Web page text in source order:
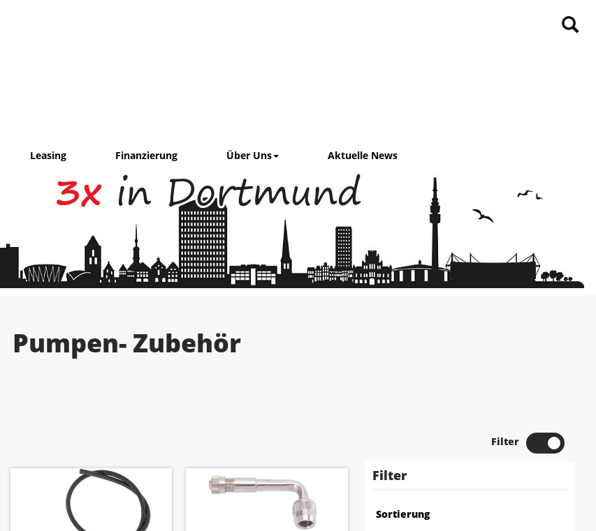
Leasing Finanzierung Über Uns Aktuelle News
Pumpen- Zubehör
Filter
Filter
Sortierung